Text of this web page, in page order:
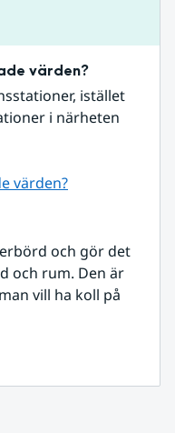
värden?
istället
i närheten
värden?
och gör det
och rum. Den är
vill ha koll på